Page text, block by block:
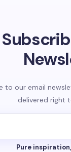
to our email
delivered right
Pure